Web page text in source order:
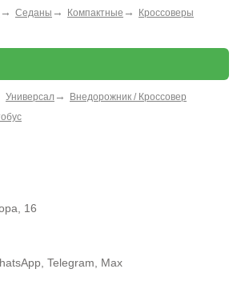
→ Седаны → Компактные → Кроссоверы
Универсал → Внедорожник / Кроссовер
16
Telegram, Max